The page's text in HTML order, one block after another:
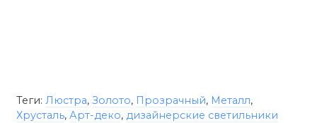
Теги: Люстра, Золото, Прозрачный, Металл,
Хрусталь, Арт-деко, дизайнерские светильники